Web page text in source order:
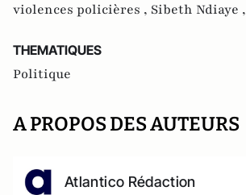
violences policières , Sibeth Ndiaye ,
THEMATIQUES
Politique
A PROPOS DES AUTEURS
Atlantico Rédaction